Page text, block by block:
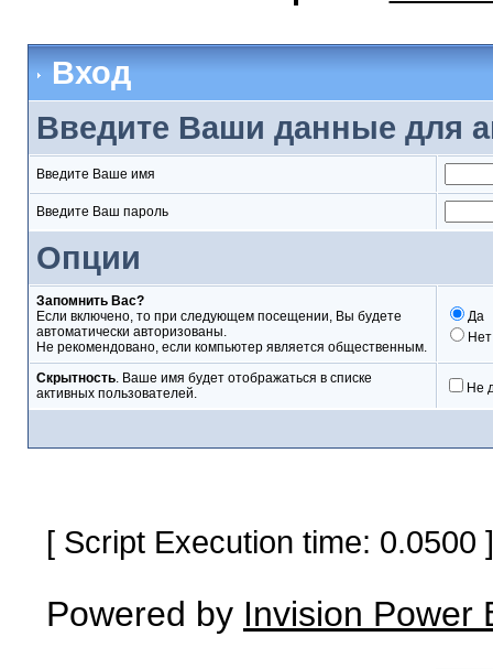
Вход
Введите Ваши данные для
Введите Ваше имя
Введите Ваш пароль
Опции
Запомнить Вас?
Если включено, то при следующем посещении, Вы будете
автоматически авторизованы.
Не рекомендовано, если компьютер является общественным.
Да
Нет
Скрытность. Ваше имя будет отображаться в списке
активных пользователей.
Не
[ Script Execution time:
Powered by Invision Power